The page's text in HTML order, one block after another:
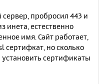
пробросил 443 и
инета, естественно
имя. Сайт работает,
сертифкат, но сколько
сертификаты